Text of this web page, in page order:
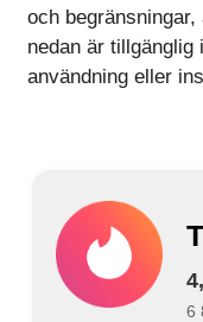
och
nedan är tillgänglig
användning eller
6